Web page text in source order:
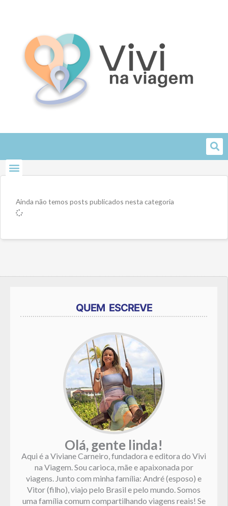
Ainda não temos posts publicados nesta categoria
QUEM ESCREVE
Olá, gente linda!
Aqui é a Viviane Carneiro, fundadora e editora do Vivi
na Viagem. Sou carioca, mãe e apaixonada por
viagens. Junto com minha família: André (esposo) e
Vitor (filho), viajo pelo Brasil e pelo mundo. Somos
uma família comum compartilhando viagens reais! Se